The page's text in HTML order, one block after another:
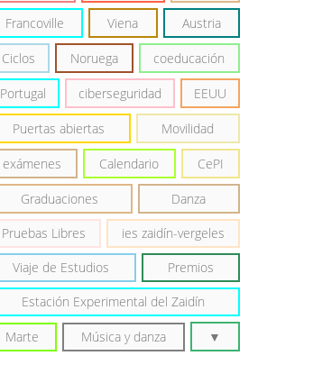
Francoville Viena Austria
Ciclos Noruega coeducación
Portugal ciberseguridad EEUU
Puertas abiertas Movilidad
exámenes Calendario CePI
Graduaciones Danza
Pruebas Libres ies zaidín-vergeles
Viaje de Estudios Premios
Estación Experimental del Zaidín
Marte Música y danza